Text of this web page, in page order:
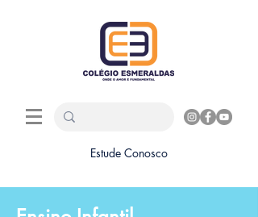
Estude Conosco